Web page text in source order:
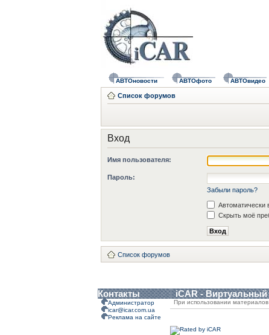
АВТОновости АВТОфото АВТОвидео
Список форумов
Вход
Имя пользователя:
Пароль:
Забыли пароль?
Автоматически
Скрыть моё
Список форумов
Контакты iCAR -
Администратор
icar@icar.com.ua
Реклама на сайте
При использовании материалов